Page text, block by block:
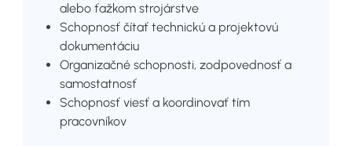
alebo ťažkom strojárstve
Schopnosť čítať technickú a projektovú
dokumentáciu
Organizačné schopnosti, zodpovednosť a
samostatnosť
Schopnosť viesť a koordinovať tím
pracovníkov